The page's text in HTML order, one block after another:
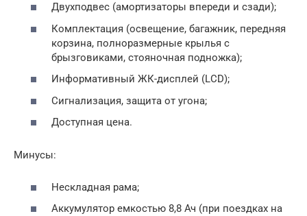
Двухподвес (амортизаторы впереди и сзади);
Комплектация (освещение, багажник, передняя
корзина, полноразмерные крылья с
брызговиками, стояночная подножка);
Информативный ЖК-дисплей (LCD);
Сигнализация, защита от угона;
Доступная цена.
Минусы:
Нескладная рама;
Аккумулятор емкостью 8,8 Ач (при поездках на